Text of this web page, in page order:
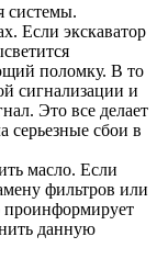
системы.
Если экскаватор
поломку. В то
сигнализации и
Это все делает
серьезные сбои в
масло. Если
фильтров или
проинформирует
данную